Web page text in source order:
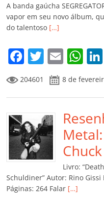
A banda gaúcha
vapor em seu novo álbum,
do talentoso […]
F
a
c
e
b
o
o
k
T
w
itt
er
E
m
ai
l
W
at
s
A
p
p
204601 8 de
Livro:
Schuldiner” Autor: Rino Gissi
Páginas: 264 Falar […]